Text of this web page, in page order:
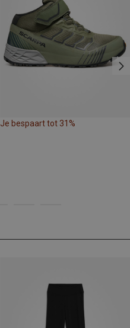
Je bespaart tot 31%